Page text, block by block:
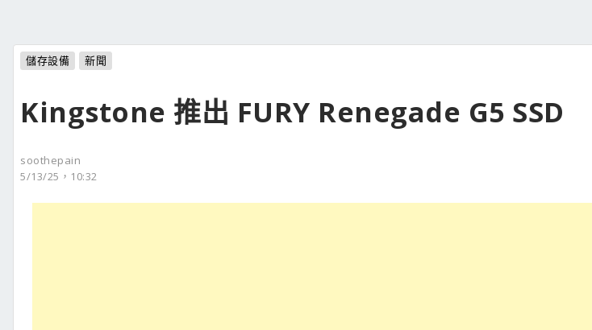
儲存設備 新聞
Kingstone 推出 FURY Renegade G5 SSD
soothepain
5/13/25，10:32